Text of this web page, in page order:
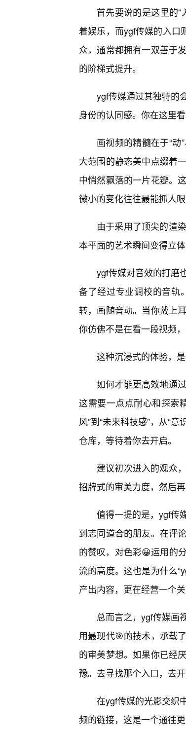
首先要说的是这里的
着娱乐，而ygf传媒的入口
众，通常都拥有一双善于
的阶梯式提升。
ygf传媒通过其独特的
身份的认同感。你在这里
画视频的精髓在于“动
大范围的静态美中点缀着
中悄然飘落的一片花瓣。
微小的变化往往最能抓人眼
由于采用了顶尖的渲
本平面的艺术瞬间变得立体
ygf传媒对音效的打磨
备了经过专业调校的音轨
转，画随音动。当你戴上
你仿佛不是在看一段视频
这种沉浸式的体验，
如何才能更高效地通
这需要一点点耐心和探索
风”到“未来科技感”，从“
仓库，等待着你去开启。
建议初次进入的观众
招牌式的审美力度，然后
值得一提的是，ygf传
到志同道合的朋友。在评
的赞叹，对色彩😀运用的
流的高度。这也是为什么
产出内容，更在经营一个关
总而言之，ygf传媒画
用最现代🎯的技术，承载
的审美梦想。如果你已经
豫。去寻找那个入口，去
在ygf传媒的光影交织
频的链接，这是一个通往